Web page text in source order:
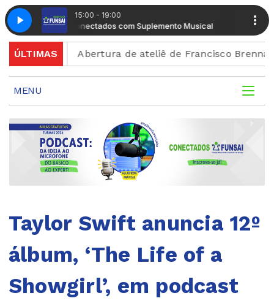
15:00 - 19:00
Radio Conectados com Suplemento Musical Radio
ÚLTIMASAbertura de ateliê de Francisco Brennand
MENU
Taylor Swift anuncia 12º
álbum, ‘The Life of a
Showgirl’, em podcast